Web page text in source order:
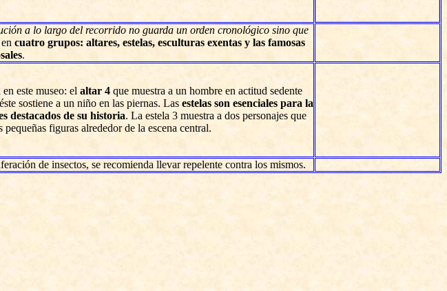
a lo largo del recorrido no guarda un orden cronológico sino que
cuatro grupos: altares, estelas, esculturas exentas y las famosas
.
este museo: el altar 4 que muestra a un hombre en actitud sedente
sostiene a un niño en las piernas. Las estelas son esenciales para la
destacados de su historia. La estela 3 muestra a dos personajes que
figuras alrededor de la escena central.
de insectos, se recomienda llevar repelente contra los mismos.